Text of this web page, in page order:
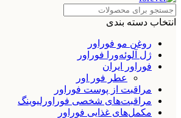
انتخاب دسته بندی
روغن مو فوراور
ژل آلوئه‌ورا فوراور
فوراور ایران
عطر فور اور
مراقبت از پوست فوراور
مراقبت‌های شخصی فوراورلیوینگ
مکمل‌های غذایی فوراور